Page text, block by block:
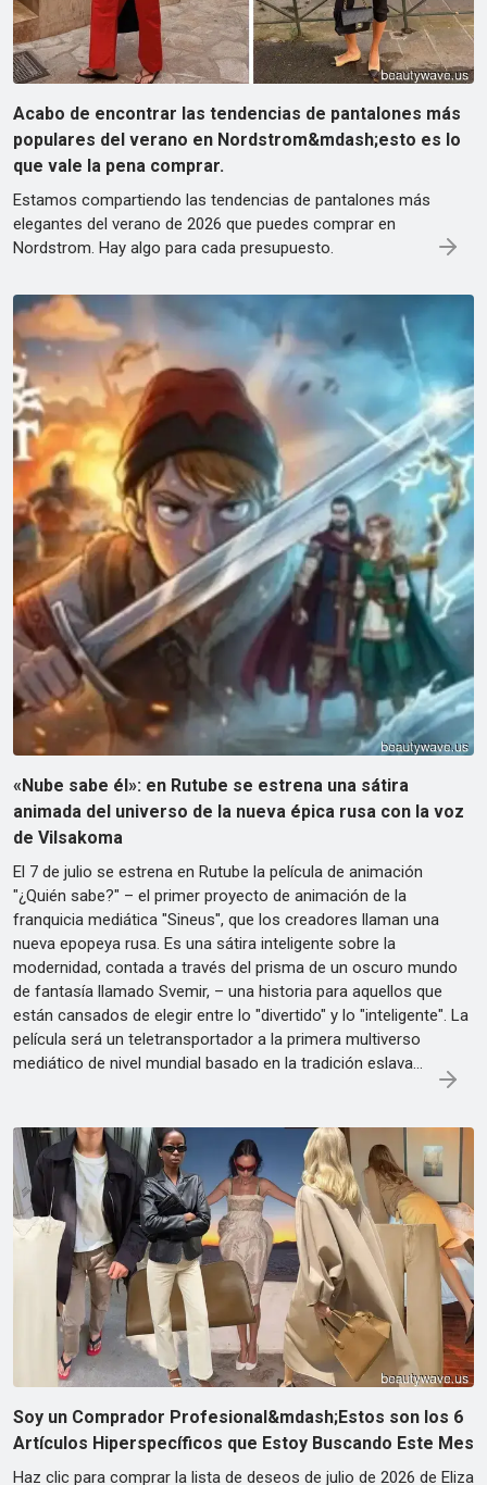
Acabo de encontrar las tendencias de pantalones más
populares del verano en Nordstrom&mdash;esto es lo
que vale la pena comprar.
Estamos compartiendo las tendencias de pantalones más
elegantes del verano de 2026 que puedes comprar en
Nordstrom. Hay algo para cada presupuesto.
«Nube sabe él»: en Rutube se estrena una sátira
animada del universo de la nueva épica rusa con la voz
de Vilsakoma
El 7 de julio se estrena en Rutube la película de animación
"¿Quién sabe?" – el primer proyecto de animación de la
franquicia mediática "Sineus", que los creadores llaman una
nueva epopeya rusa. Es una sátira inteligente sobre la
modernidad, contada a través del prisma de un oscuro mundo
de fantasía llamado Svemir, – una historia para aquellos que
están cansados de elegir entre lo "divertido" y lo "inteligente". La
película será un teletransportador a la primera multiverso
mediático de nivel mundial basado en la tradición eslava…
Soy un Comprador Profesional&mdash;Estos son los 6
Artículos Hiperspecíficos que Estoy Buscando Este Mes
Haz clic para comprar la lista de deseos de julio de 2026 de Eliza